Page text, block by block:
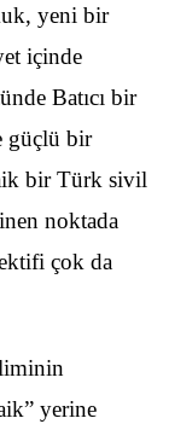
yeni bir
içinde
Batıcı bir
güçlü bir
bir Türk sivil
noktada
çok da
yerine